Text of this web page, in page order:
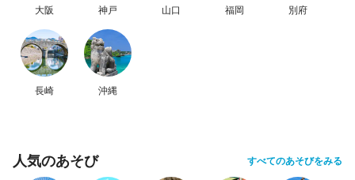
大阪 神戸 山口 福岡 別府
長崎 沖縄
人気のあそび すべてのあそびをみる